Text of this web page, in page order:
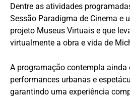
Dentre as atividades
Sessão Paradigma de Cinema e
projeto Museus Virtuais e que
virtualmente a obra e vida de
A programação contempla ainda
performances urbanas e
garantindo uma experiência